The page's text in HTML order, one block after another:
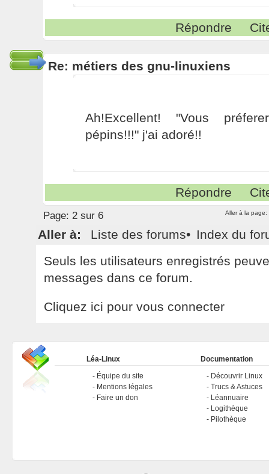
Répondre
Re: métiers des gnu-linuxiens
Ah!Excellent! "Vous
pépins!!!" j'ai adoré!!
Répondre
Aller à la page:
Page: 2 sur 6
Aller à: Liste des forums• Index du
Seuls les utilisateurs enregistrés
messages dans ce forum.
Cliquez ici pour vous connecter
Léa-Linux
Équipe du site
Mentions légales
Faire un don
Documentation
Découvrir Linux
Trucs & Astuces
Léannuaire
Logithèque
Pilothèque